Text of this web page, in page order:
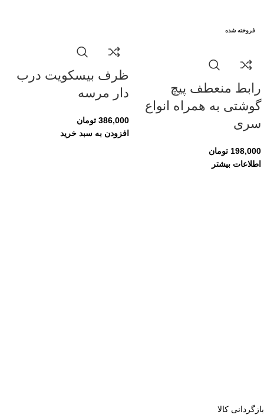
فروخته شده
رابط منعطف پیچ
گوشتی به همراه انواع
سری
198,000 تومان
اطلاعات بیشتر
ظرف بیسکویت درب
دار مرسه
386,000 تومان
افزودن به سبد خرید
بازگردانی کالا